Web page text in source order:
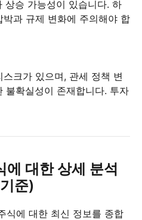
승 가능성이 있습니다. 하
과 규제 변화에 주의해야 합
크가 있으며, 관세 정책 변
불확실성이 존재합니다. 투자
대한 상세 분석
준)
식에 대한 최신 정보를 종합